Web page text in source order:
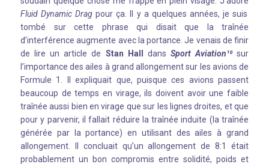
Fluid Dynamic Drag pour ça. Il y a quelques années, je suis
tombé sur cette phrase qui disait que la traînée
d’interférence augmente avec la portance. Je venais de finir
de lire un article de Stan Hall dans Sport Aviation¹⁰sur
l’importance des ailes à grand allongement sur les avions de
Formule 1. Il expliquait que, puisque ces avions passent
beaucoup de temps en virage, ils doivent avoir une faible
traînée aussi bien en virage que sur les lignes droites, et que
pour y parvenir, il fallait réduire la traînée induite (la traînée
générée par la portance) en utilisant des ailes à grand
allongement. Il concluait qu’un allongement de 8:1 était
probablement un bon compromis entre solidité, poids et